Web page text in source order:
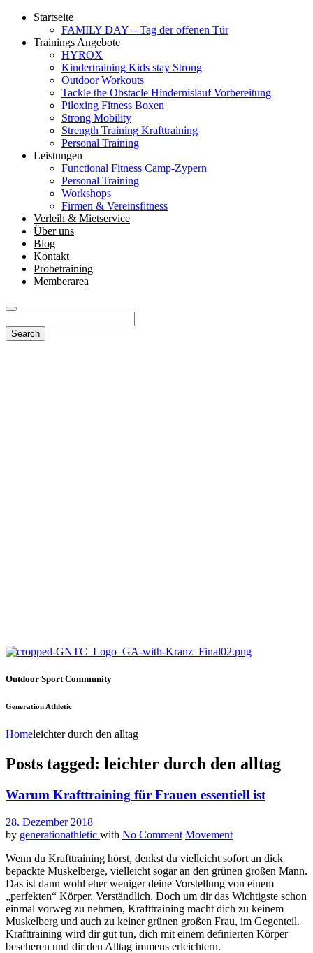
Startseite
FAMILY DAY – Tag der offenen Tür
Trainings Angebote
HYROX
Kindertraining Kids stay Strong
Outdoor Workouts
Tackle the Obstacle Hindernislauf Vorbereitung
Piloxing Fitness Boxen
Strong Mobility
Strength Training Krafttraining
Personal Training
Leistungen
Functional Fitness Camp-Zypern
Personal Training
Workshops
Firmen & Vereinsfitness
Verleih & Mietservice
Über uns
Blog
Kontakt
Probetraining
Memberarea
Outdoor Sport Community
Generation Athletic
Homeleichter durch den alltag
Posts tagged: leichter durch den alltag
Warum Krafttraining für Frauen essentiell ist
28. Dezember 2018
by generationathletic with No Comment Movement
Wenn du Krafttraining hörst, denkst du vielleicht sofort an dick
bepackte Muskelberge, vielleicht sogar an den grünen großen Mann.
Das ist dann wohl eher weniger deine Vorstellung von einem
„perfekten“ Körper. Verständlich. Doch um dir das Wichtigste schon
einmal vorweg zu nehmen, Krafttraining macht dich zu keinem
Muskelberg und auch zu keiner grünen großen Frau, im Gegenteil.
Krafttraining wird dir gut tun, dich mit einem definierten Körper
bescheren und dir den Alltag immens erleichtern.